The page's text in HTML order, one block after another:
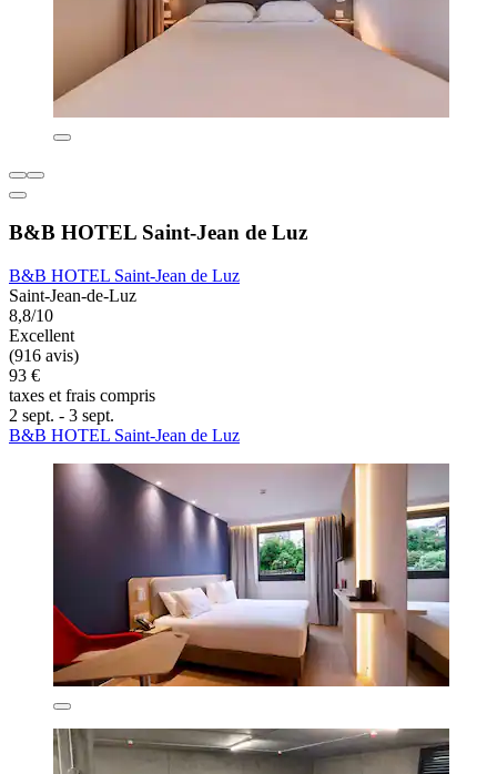
B&B HOTEL Saint-Jean de Luz
B&B HOTEL Saint-Jean de Luz
Saint-Jean-de-Luz
8,8/10
Excellent
(916 avis)
93 €
taxes et frais compris
2 sept. - 3 sept.
B&B HOTEL Saint-Jean de Luz